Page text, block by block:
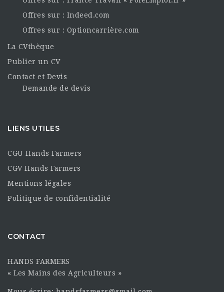
Offres sur : Indeed.com
Offres sur : Optioncarrière.com
La CVthèque
Publier un CV
Contact et Devis
Demande de devis
LIENS UTILES
CGU Hands Farmers
CGV Hands Farmers
Mentions légales
Politique de confidentialité
CONTACT
HANDS FARMERS
« Les Mains des Agriculteurs »